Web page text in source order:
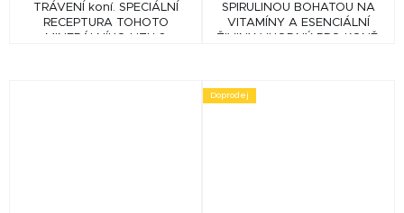
TRÁVENÍ koní. SPECIÁLNÍ
RECEPTURA TOHOTO
SPIRULINOU BOHATOU NA
VITAMÍNY A ESENCIÁLNÍ
Doprodej